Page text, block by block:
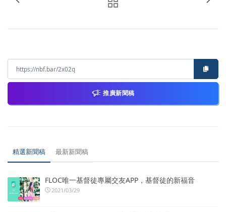
推廣新聞稿
精選新聞稿 最新新聞稿
FLOC唯一基督徒專屬交友APP，基督徒的新福音
2021/03/29